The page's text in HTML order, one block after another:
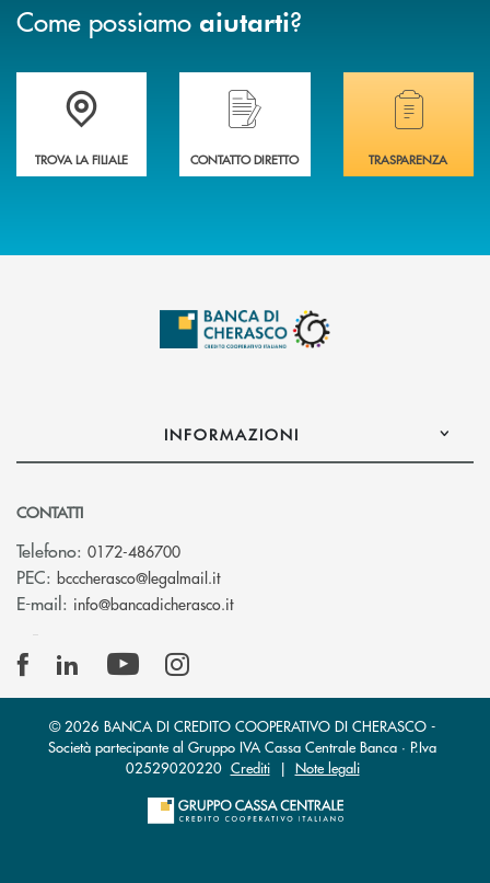
Come possiamo aiutarti?
Accedi all' elenco completo delle filiali .
TROVA LA FILIALE
Hai bisogno di assistenza immediata?
CONTATTO DIRETTO
Hai bisogno di
TRASPARENZA
INFORMAZIONI
CONTATTI
Telefono: 0172-486700
PEC: bcccherasco@legalmail.it(si apre l’app di posta elettronica)
E-mail: info@bancadicherasco.it(si apre l’app di posta elettronica)
© 2026 BANCA DI CREDITO COOPERATIVO DI CHERASCO -
Società partecipante al Gruppo IVA Cassa Centrale Banca · P.Iva
02529020220 Crediti| Note legali